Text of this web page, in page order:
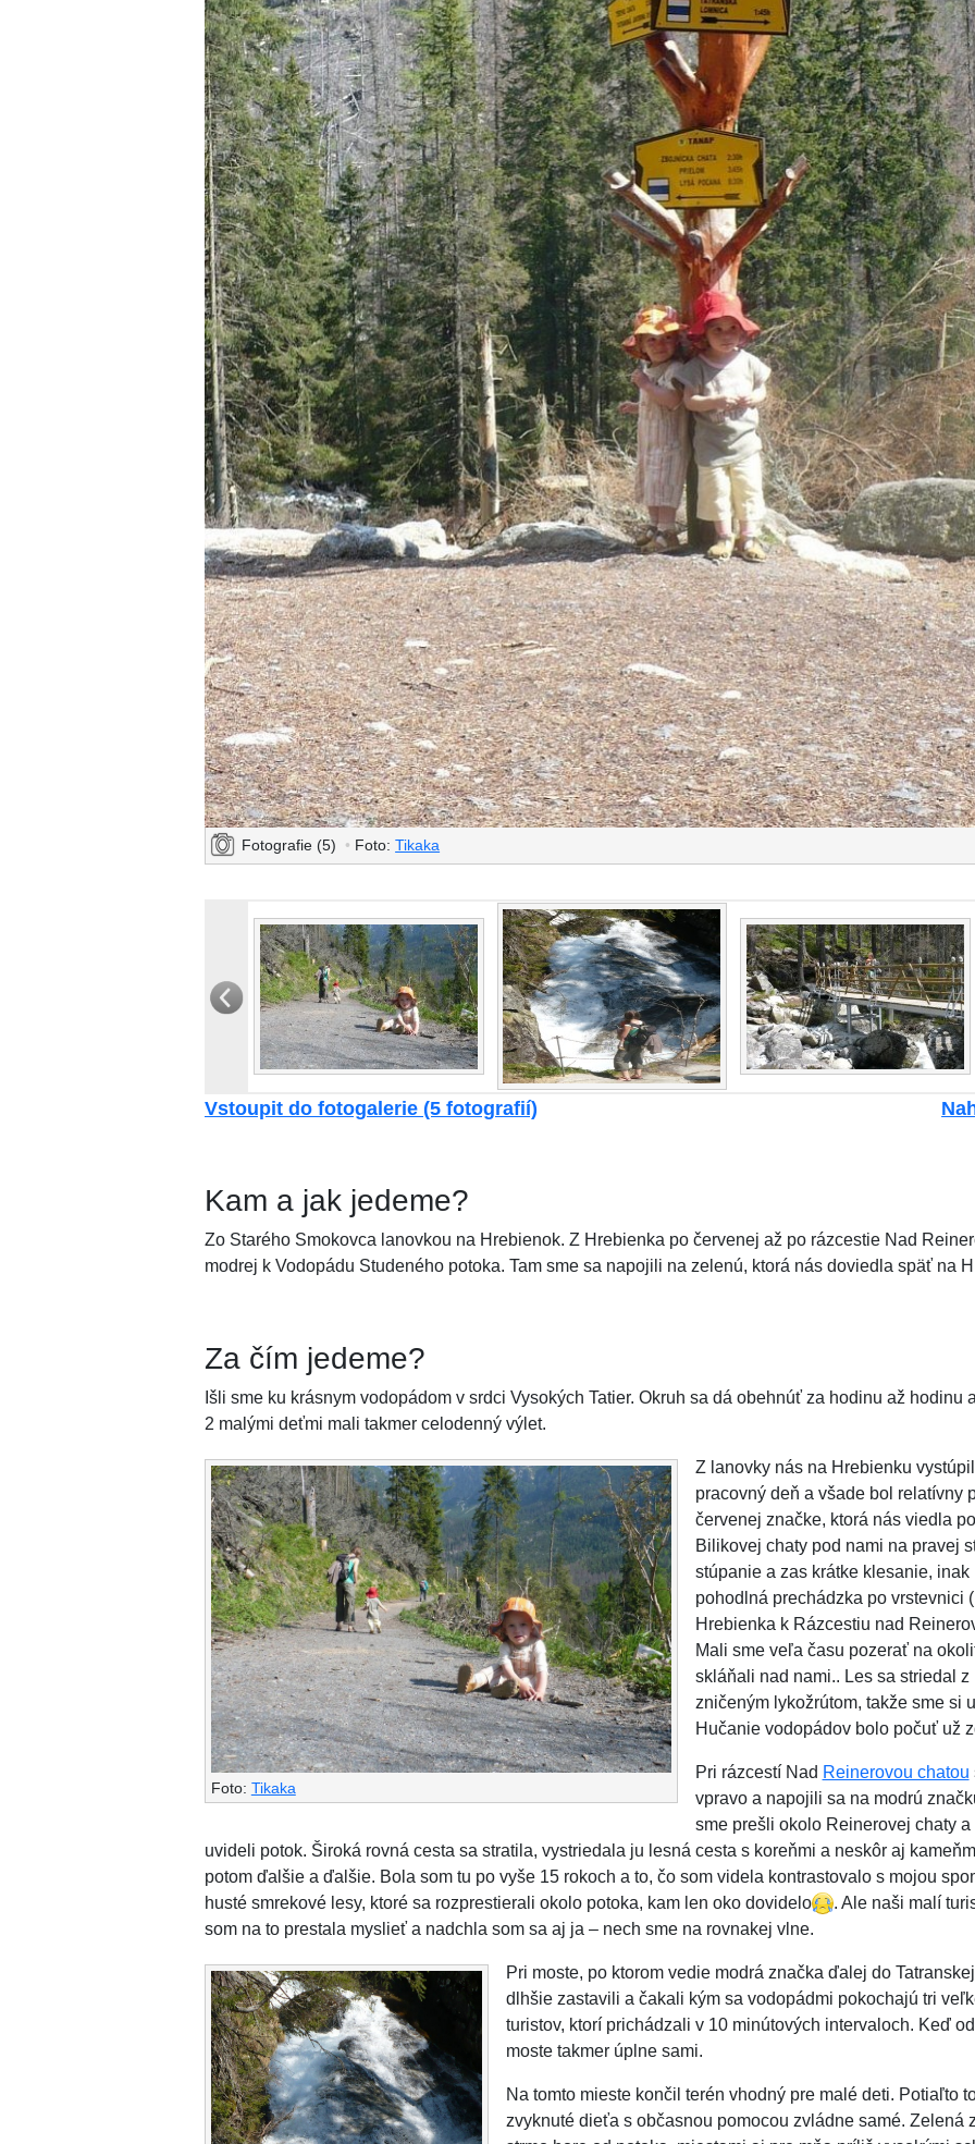
Fotografie (5) • Foto:Tikaka
Vstoupit do fotogalerie (5 fotografií)
Kam a jak jedeme?
Zo Starého Smokovca lanovkou na Hrebienok. Z Hrebienka po červenej až po rázcestie Nad
modrej k Vodopádu Studeného potoka. Tam sme sa napojili na zelenú, ktorá nás doviedla späť na
Za čím jedeme?
Išli sme ku krásnym vodopádom v srdci Vysokých Tatier. Okruh sa dá obehnúť za hodinu až hodinu
2 malými deťmi mali takmer celodenný výlet.
Foto: Tikaka
Z lanovky nás na Hrebienku
pracovný deň a všade bol relatívny
červenej značke, ktorá nás viedla
Bilikovej chaty pod nami na pravej
stúpanie a zas krátke klesanie,
pohodlná prechádzka po vrstevnici
Hrebienka k Rázcestiu nad
Mali sme veľa času pozerať na
skláňali nad nami.. Les sa striedal
zničeným lykožrútom, takže sme si
Hučanie vodopádov bolo počuť už
Pri rázcestí Nad Reinerovou chatou
vpravo a napojili sa na modrú
sme prešli okolo Reinerovej chaty a
uvideli potok. Široká rovná cesta sa stratila, vystriedala ju lesná cesta s koreňmi a neskôr aj
potom ďalšie a ďalšie. Bola som tu po vyše 15 rokoch a to, čo som videla kontrastovalo s mojou
husté smrekové lesy, ktoré sa rozprestierali okolo potoka, kam len oko dovidelo
. Ale naši malí
som na to prestala myslieť a nadchla som sa aj ja – nech sme na rovnakej vlne.
Pri moste, po ktorom vedie modrá značka ďalej do
dlhšie zastavili a čakali kým sa vodopádmi pokochajú tri
turistov, ktorí prichádzali v 10 minútových intervaloch. Keď
moste takmer úplne sami.
Na tomto mieste končil terén vhodný pre malé deti. Potiaľto
zvyknuté dieťa s občasnou pomocou zvládne samé. Zelená